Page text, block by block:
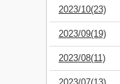
2023/10(23)
2023/09(19)
2023/08(11)